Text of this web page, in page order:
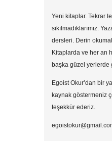
Yeni kitaplar. Tekrar
sıkılmadıklarımız.
dersleri. Derin
Kitaplarda ve her an
başka güzel
Egoist Okur’dan bir
kaynak göstermeniz
teşekkür ederiz.